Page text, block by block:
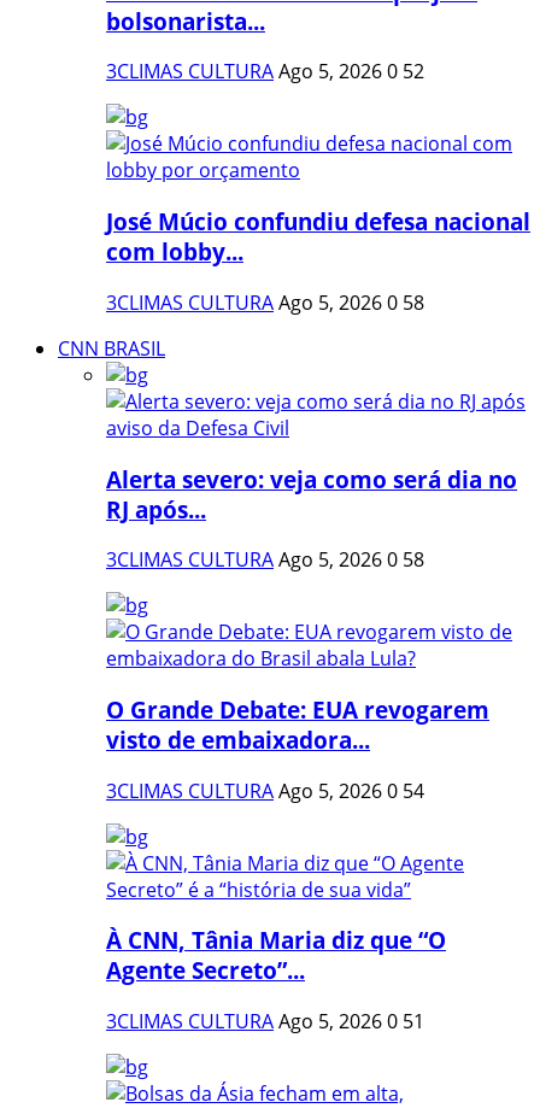
bolsonarista...
3CLIMAS CULTURAAgo 5, 20260 52
José Múcio confundiu defesa nacional
com lobby...
3CLIMAS CULTURAAgo 5, 20260 58
CNN BRASIL
Alerta severo: veja como será dia no
RJ após...
3CLIMAS CULTURAAgo 5, 20260 58
O Grande Debate: EUA revogarem
visto de embaixadora...
3CLIMAS CULTURAAgo 5, 20260 54
À CNN, Tânia Maria diz que “O
Agente Secreto”...
3CLIMAS CULTURAAgo 5, 20260 51